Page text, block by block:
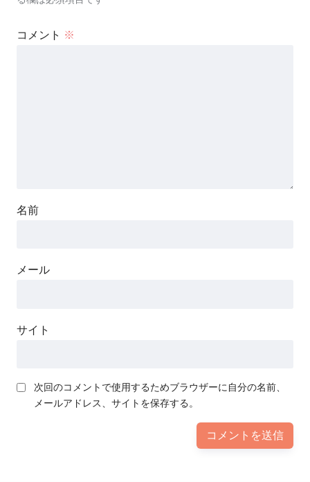
コメント ※
名前
メール
サイト
次回のコメントで使用するためブラウザーに自分の名前、
メールアドレス、サイトを保存する。